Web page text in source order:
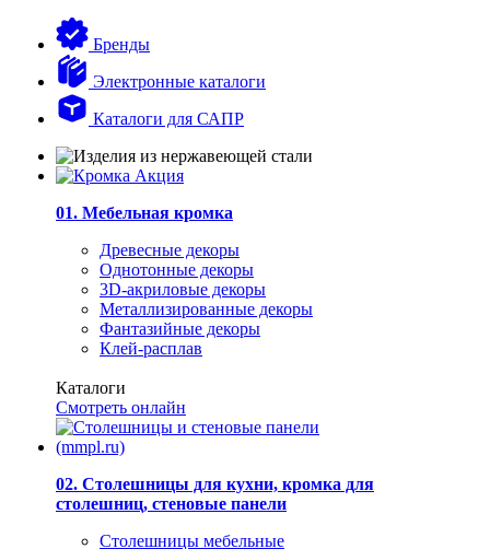
Бренды
Электронные каталоги
Каталоги для САПР
01. Мебельная кромка
Древесные декоры
Однотонные декоры
3D-акриловые декоры
Металлизированные декоры
Фантазийные декоры
Клей-расплав
Каталоги
Смотреть онлайн
02. Столешницы для кухни, кромка для
столешниц, стеновые панели
Столешницы мебельные